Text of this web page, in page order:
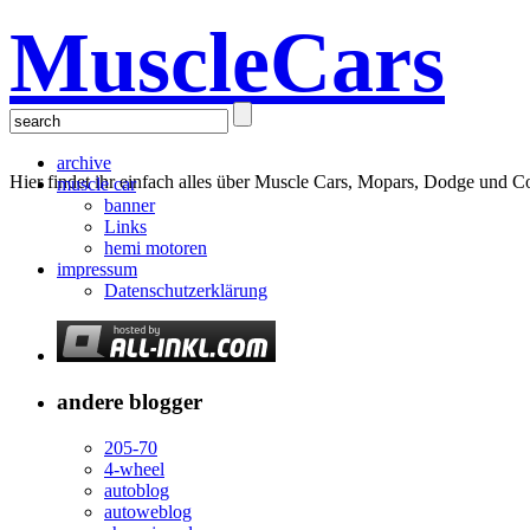
MuscleCars
Hier findet ihr einfach alles über Muscle Cars, Mopars, Dodge und
archive
muscle car
banner
Links
hemi motoren
impressum
Datenschutzerklärung
andere blogger
205-70
4-wheel
autoblog
autoweblog